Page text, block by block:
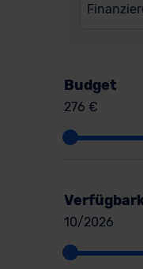
Budget
276 €
10/2026